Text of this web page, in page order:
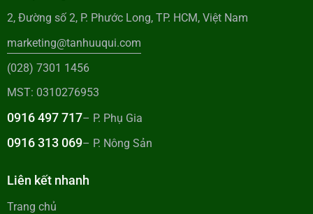
2, Đường số 2, P. Phước Long, TP. HCM, Việt Nam
marketing@tanhuuqui.com
(028) 7301 1456
MST: 0310276953
0916 497 717– P. Phụ Gia
0916 313 069– P. Nông Sản
Liên kết nhanh
Trang chủ